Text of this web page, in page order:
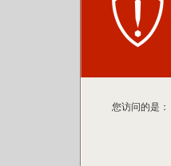
您访问的是：